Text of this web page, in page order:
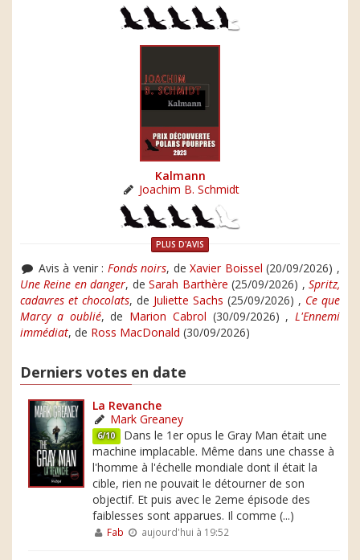
Kalmann
Joachim B. Schmidt
PLUS D'AVIS
Avis à venir : Fonds noirs, deXavier Boissel (20/09/2026) ,
Une Reine en danger, deSarah Barthère (25/09/2026) ,Spritz,
cadavres et chocolats, de Juliette Sachs (25/09/2026) , Ce que
Marcy a oublié, de Marion Cabrol (30/09/2026) , L'Ennemi
immédiat, de Ross MacDonald (30/09/2026)
Derniers votes en date
La Revanche
Mark Greaney
6/10 Dans le 1er opus le Gray Man était une
machine implacable. Même dans une chasse à
l'homme à l'échelle mondiale dont il était la
cible, rien ne pouvait le détourner de son
objectif. Et puis avec le 2eme épisode des
faiblesses sont apparues. Il comme (...)
Fab aujourd'hui à 19:52